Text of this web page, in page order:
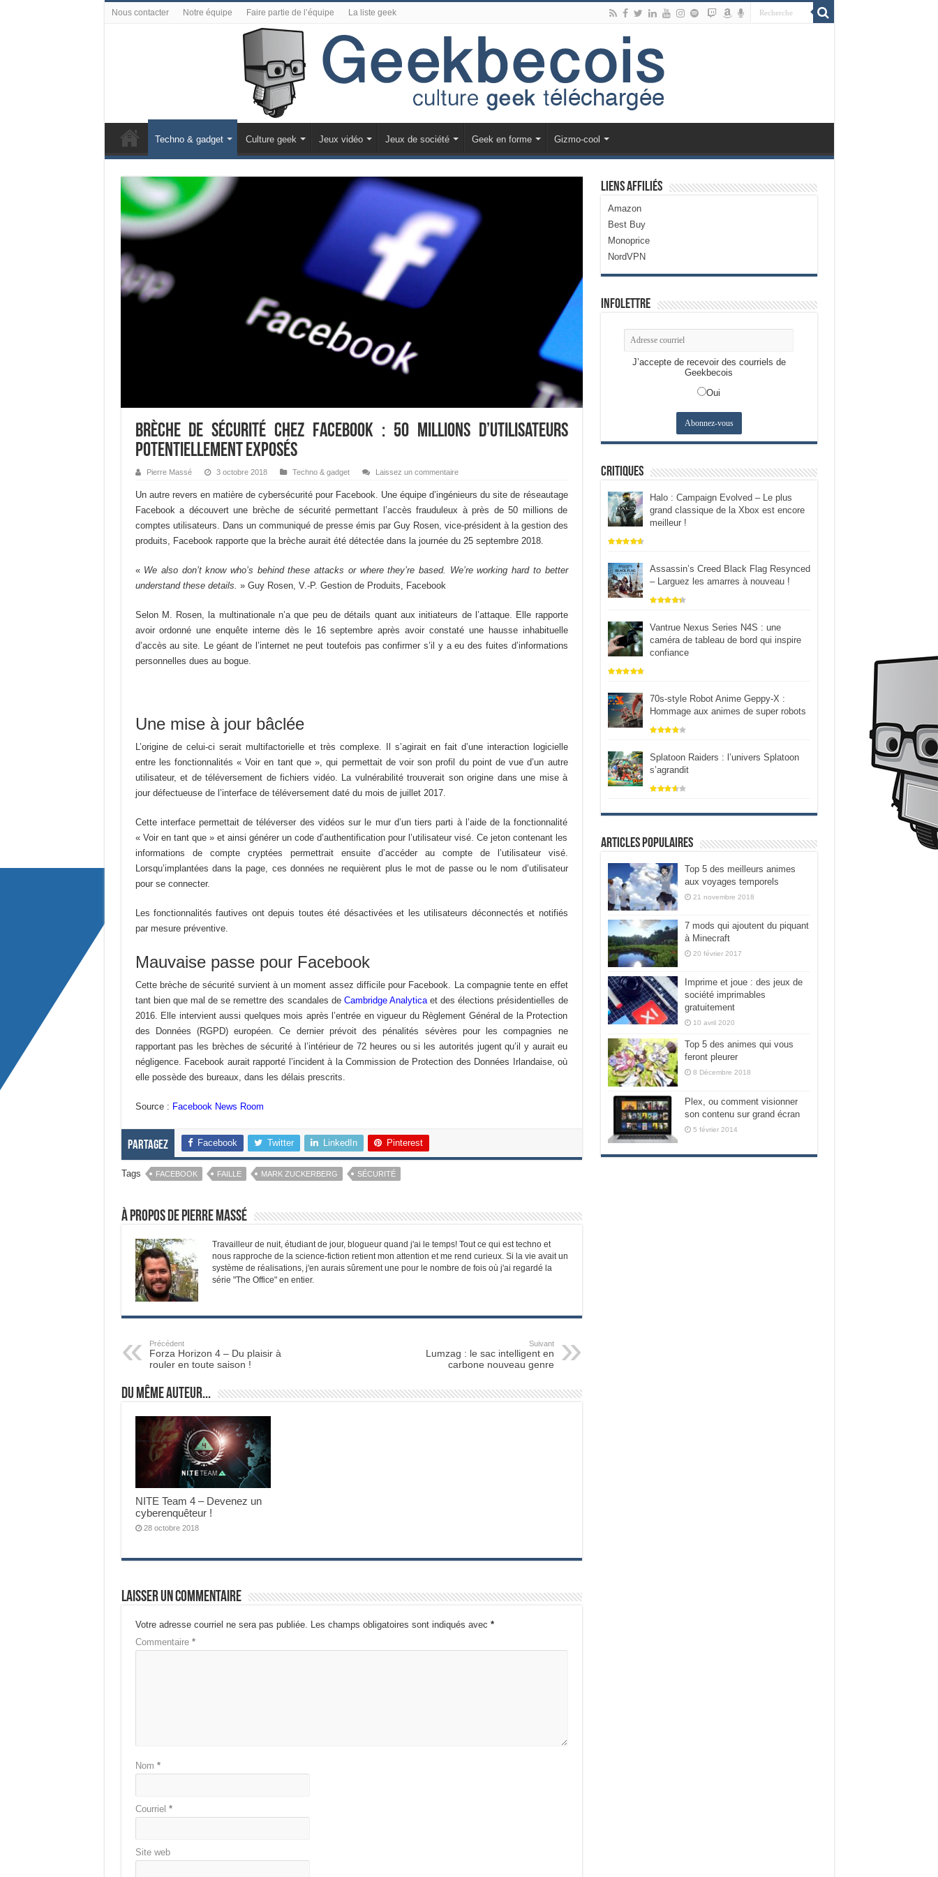
Nous contacter Notre équipe Faire partie de l’équipe La liste geek
Techno & gadget Culture geek Jeux vidéo Jeux de société Geek en forme Gizmo-cool
Brèche de sécurité chez Facebook : 50 millions d’utilisateurs
potentiellement exposés
Pierre Massé 3 octobre 2018 Techno & gadget Laissez un commentaire
Un autre revers en matière de cybersécurité pour Facebook. Une équipe d’ingénieurs du site de réseautage
Facebook a découvert une brèche de sécurité permettant l’accès frauduleux à près de 50 millions de
comptes utilisateurs. Dans un communiqué de presse émis par Guy Rosen, vice-président à la gestion des
produits, Facebook rapporte que la brèche aurait été détectée dans la journée du 25 septembre 2018.
« We also don’t know who’s behind these attacks or where they’re based. We’re working hard to better
understand these details. » Guy Rosen, V.-P. Gestion de Produits, Facebook
Selon M. Rosen, la multinationale n’a que peu de détails quant aux initiateurs de l’attaque. Elle rapporte
avoir ordonné une enquête interne dès le 16 septembre après avoir constaté une hausse inhabituelle
d’accès au site. Le géant de l’internet ne peut toutefois pas confirmer s’il y a eu des fuites d’informations
personnelles dues au bogue.
Une mise à jour bâclée
L’origine de celui-ci serait multifactorielle et très complexe. Il s’agirait en fait d’une interaction logicielle
entre les fonctionnalités « Voir en tant que », qui permettait de voir son profil du point de vue d’un autre
utilisateur, et de téléversement de fichiers vidéo. La vulnérabilité trouverait son origine dans une mise à
jour défectueuse de l’interface de téléversement daté du mois de juillet 2017.
Cette interface permettait de téléverser des vidéos sur le mur d’un tiers parti à l’aide de la fonctionnalité
« Voir en tant que » et ainsi générer un code d’authentification pour l’utilisateur visé. Ce jeton contenant les
informations de compte cryptées permettrait ensuite d’accéder au compte de l’utilisateur visé.
Lorsqu’implantées dans la page, ces données ne requièrent plus le mot de passe ou le nom d’utilisateur
pour se connecter.
Les fonctionnalités fautives ont depuis toutes été désactivées et les utilisateurs déconnectés et notifiés
par mesure préventive.
Mauvaise passe pour Facebook
Cette brèche de sécurité survient à un moment assez difficile pour Facebook. La compagnie tente en effet
tant bien que mal de se remettre des scandales de Cambridge Analyticaet des élections présidentielles de
2016. Elle intervient aussi quelques mois après l’entrée en vigueur du Règlement Général de la Protection
des Données (RGPD) européen. Ce dernier prévoit des pénalités sévères pour les compagnies ne
rapportant pas les brèches de sécurité à l’intérieur de 72 heures ou si les autorités jugent qu’il y aurait eu
négligence. Facebook aurait rapporté l’incident à la Commission de Protection des Données Irlandaise, où
elle possède des bureaux, dans les délais prescrits.
Source : Facebook News Room
Partagez Facebook Twitter LinkedIn Pinterest
Tags FACEBOOK FAILLE MARK ZUCKERBERG SÉCURITÉ
À propos de Pierre Massé
Travailleur de nuit, étudiant de jour, blogueur quand j'ai le temps! Tout ce qui est techno et
nous rapproche de la science-fiction retient mon attention et me rend curieux. Si la vie avait un
système de réalisations, j'en aurais sûrement une pour le nombre de fois où j'ai regardé la
série "The Office" en entier.
Précédent
Forza Horizon 4 – Du plaisir à
rouler en toute saison !
Suivant
Lumzag : le sac intelligent en
carbone nouveau genre
Du même auteur...
NITE Team 4 – Devenez un
cyberenquêteur !
28 octobre 2018
Laisser un commentaire
Votre adresse courriel ne sera pas publiée. Les champs obligatoires sont indiqués avec *
Commentaire *
Nom *
Courriel *
Site web
Liens Affiliés
Amazon
Best Buy
Monoprice
NordVPN
Infolettre
J’accepte de recevoir des courriels de
Geekbecois
Oui
Critiques
Halo : Campaign Evolved – Le plus
grand classique de la Xbox est encore
meilleur !
Assassin’s Creed Black Flag Resynced
– Larguez les amarres à nouveau !
Vantrue Nexus Series N4S : une
caméra de tableau de bord qui inspire
confiance
70s-style Robot Anime Geppy-X :
Hommage aux animes de super robots
Splatoon Raiders : l’univers Splatoon
s’agrandit
Articles populaires
Top 5 des meilleurs animes
aux voyages temporels
21 novembre 2018
7 mods qui ajoutent du piquant
à Minecraft
20 février 2017
Imprime et joue : des jeux de
société imprimables
gratuitement
10 avril 2020
Top 5 des animes qui vous
feront pleurer
8 Décembre 2018
Plex, ou comment visionner
son contenu sur grand écran
5 février 2014